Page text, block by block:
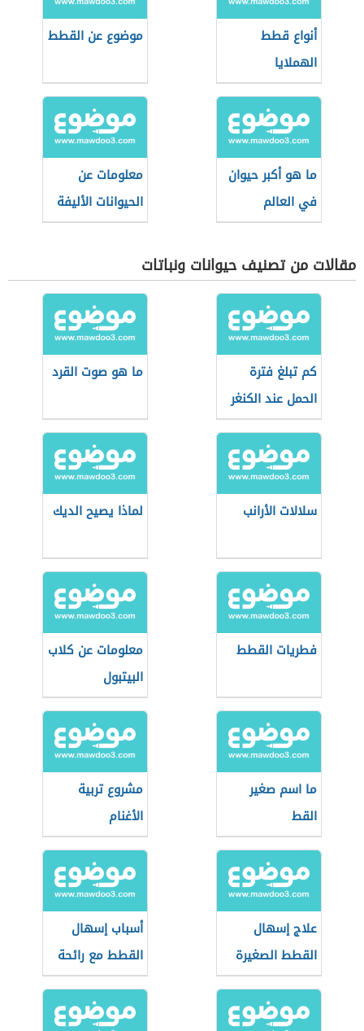
أنواع قطط
الهملايا
موضوع عن القطط
ما هو أكبر حيوان
في العالم
معلومات عن
الحيوانات الأليفة
مقالات من تصنيف حيوانات ونباتات
كم تبلغ فترة
الحمل عند الكنغر
ما هو صوت القرد
سلالات الأرانب لماذا يصيح الديك
فطريات القطط
معلومات عن كلاب
البيتبول
ما اسم صغير
القط
مشروع تربية
الأغنام
علاج إسهال
القطط الصغيرة
بالنشا
أسباب إسهال
القطط مع رائحة
كريهة